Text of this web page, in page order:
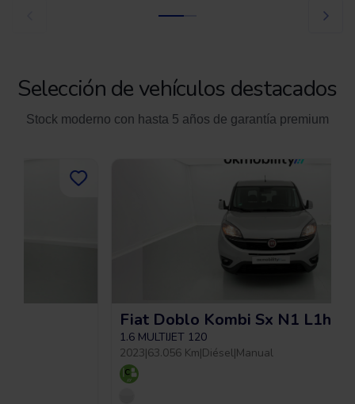
Selección de vehículos destacados
Stock moderno con hasta 5 años de garantía premium
Fiat Doblo Kombi Sx N1 L1h1
Diésel|Manual